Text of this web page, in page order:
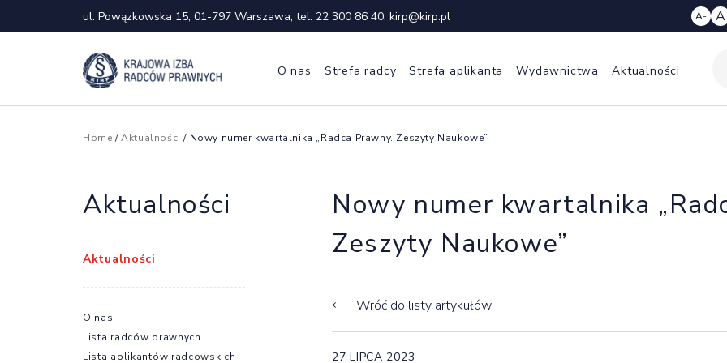
ul. Powązkowska 15, 01-797 Warszawa, tel. 22 300 86 40, kirp@kirp.pl A- A
O nas Strefa radcy Strefa aplikanta Wydawnictwa Aktualności
Home /Aktualności / Nowy numer kwartalnika „Radca Prawny. Zeszyty Naukowe”
Nowy numer kwartalnika
Zeszyty Naukowe”
Wróć do listy artykułów
27 LIPCA 2023
Aktualności
Aktualności
O nas
Lista radców prawnych
Lista aplikantów radcowskich